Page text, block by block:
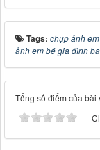
Tags: chụp ảnh
ảnh em bé gia đình
Tổng số điểm của bài